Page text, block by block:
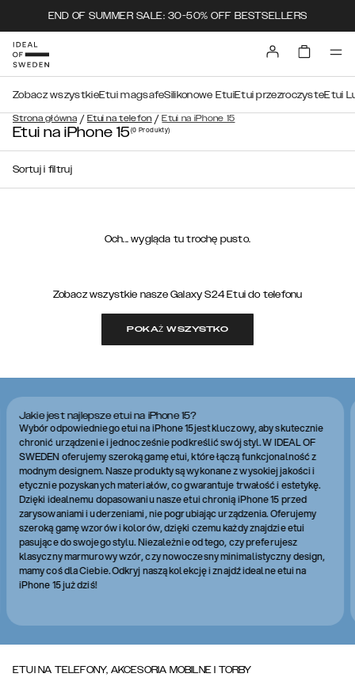
END OF SUMMER SALE: 30-50% OFF BESTSELLERS
Strona główna / Etui na telefon / Etui na iPhone 15
Zobacz wszystkieEtui magsafeSilikonowe EtuiEtui przezroczysteEtui
Etui na iPhone 15(0Produkty)
Sortuj i filtruj
Och... wygląda tu trochę pusto.
Zobacz wszystkie nasze Galaxy S24 Etui do telefonu
POKAŻ WSZYSTKO
Jakie jest najlepsze etui na iPhone 15?
Wybór odpowiedniego etui na iPhone 15jest kluczowy, aby skutecznie
chronić urządzenie i jednocześnie podkreślić swój styl. W IDEAL OF
SWEDEN oferujemy szeroką gamę etui, które łączą funkcjonalność z
modnym designem. Nasze produkty są wykonane z wysokiej jakości i
etycznie pozyskanych materiałów, co gwarantuje trwałość i estetykę.
Dzięki idealnemu dopasowaniu nasze etui chronią iPhone 15 przed
zarysowaniami i uderzeniami, nie pogrubiając urządzenia. Oferujemy
szeroką gamę wzorów i kolorów, dzięki czemu każdy znajdzie etui
pasujące do swojego stylu. Niezależnie od tego, czy preferujesz
klasyczny marmurowy wzór, czy nowoczesny minimalistyczny design,
mamy coś dla Ciebie. Odkryj naszą kolekcję i znajdź idealne etui na
iPhone 15 już dziś!
ETUI NA TELEFONY, AKCESORIA MOBILNE I TORBY